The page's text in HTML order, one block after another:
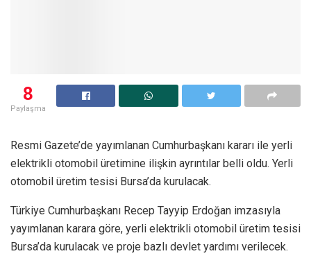
8
Paylaşma
Resmi Gazete’de yayımlanan Cumhurbaşkanı kararı ile yerli
elektrikli otomobil üretimine ilişkin ayrıntılar belli oldu. Yerli
otomobil üretim tesisi Bursa’da kurulacak.
Türkiye Cumhurbaşkanı Recep Tayyip Erdoğan imzasıyla
yayımlanan karara göre, yerli elektrikli otomobil üretim tesisi
Bursa’da kurulacak ve proje bazlı devlet yardımı verilecek.